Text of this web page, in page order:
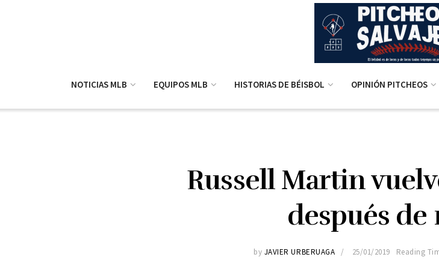
NOTICIAS MLB EQUIPOS MLB HISTORIAS DE BÉISBOL OPINIÓN PITCHEOS
Russell Martin
después de
by JAVIER URBERUAGA 25/01/2019 Reading